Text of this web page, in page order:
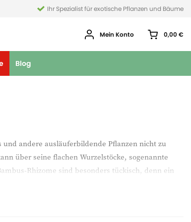
Ihr Spezialist für exotische Pflanzen und Bäume
Mein Konto 0,00 €
Blog
andere ausläuferbildende Pflanzen nicht zu
über seine flachen Wurzelstöcke, sogenannte
Rhizome sind besonders tückisch, denn ein
erst einmal ausgebrochen ist. Die Rhizome sehr